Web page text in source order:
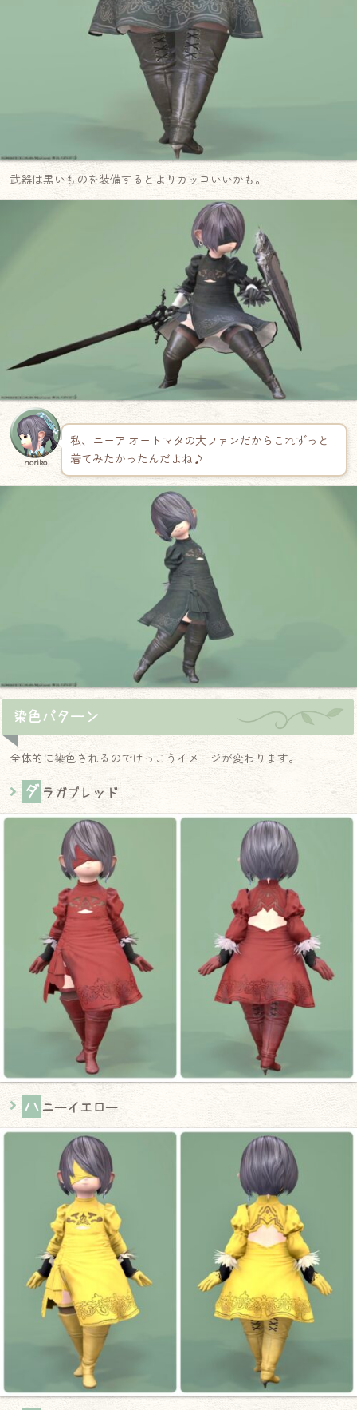
武器は黒いものを装備するとよりカッコいいかも。
noriko
私、ニーア オートマタの大ファンだからこれずっと
着てみたかったんだよね♪
染色パターン
全体的に染色されるのでけっこうイメージが変わります。
ダ ラガブレッド
ハ ニーイエロー